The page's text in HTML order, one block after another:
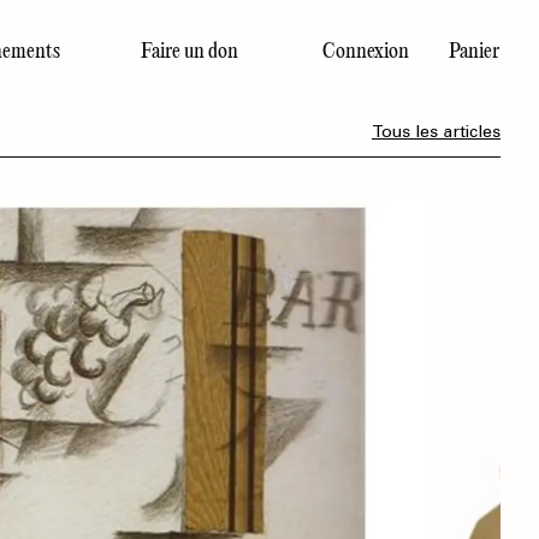
Faire un don Connexion Panier
Tous les articles